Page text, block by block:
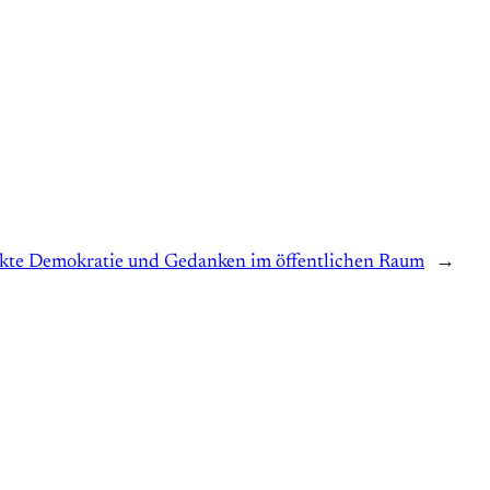
Demokratie und Gedanken im öffentlichen Raum →